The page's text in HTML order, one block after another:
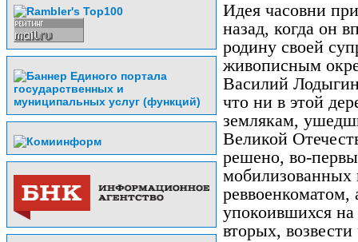
Идея часовни
назад, когда он
родину своей
живописным
Василий
что ни в этой
землякам,
Великой
решено, во-
мобилизованных
реввоенкоматом,
упокоившихся
вторых,